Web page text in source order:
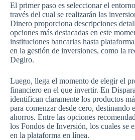
El primer paso es seleccionar el
través del cual se realizarán las
Dinero proporciona descripciones
opciones más destacadas en este
instituciones bancarias hasta
en la gestión de inversiones, como la
Degiro.
Luego, llega el momento de elegir el
financiero en el que invertir. En
identifican claramente los productos
para comenzar desde cero, destinando
ahorros. Entre las opciones
los Fondos de Inversión, los cuales se
en la plataforma en línea.